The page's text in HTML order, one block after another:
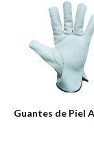
Guantes de Piel